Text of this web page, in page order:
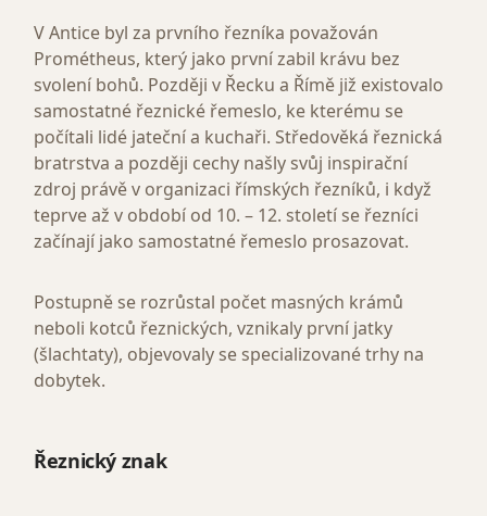
V Antice byl za prvního řezníka považován
Prométheus, který jako první zabil krávu bez
svolení bohů. Později v Řecku a Římě již existovalo
samostatné řeznické řemeslo, ke kterému se
počítali lidé jateční a kuchaři. Středověká řeznická
bratrstva a později cechy našly svůj inspirační
zdroj právě v organizaci římských řezníků, i když
teprve až v období od 10. – 12. století se řezníci
začínají jako samostatné řemeslo prosazovat.
Postupně se rozrůstal počet masných krámů
neboli kotců řeznických, vznikaly první jatky
(šlachtaty), objevovaly se specializované trhy na
dobytek.
Řeznický znak